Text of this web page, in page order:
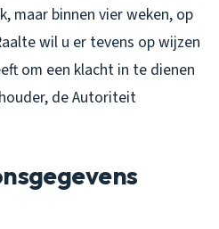
maar binnen vier weken, op
wil u er tevens op wijzen
om een klacht in te dienen
de Autoriteit